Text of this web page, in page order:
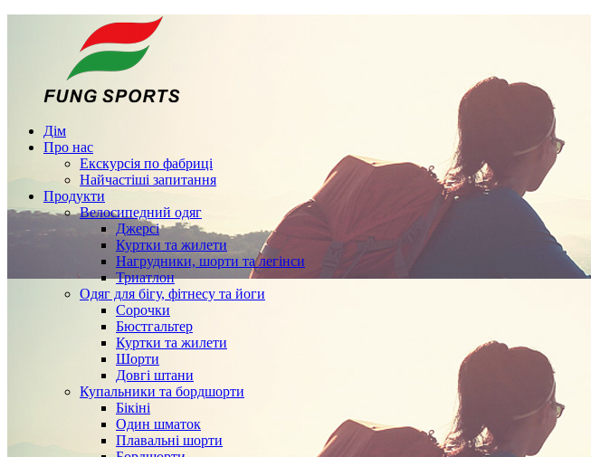
Дім
Про нас
Екскурсія по фабриці
Найчастіші запитання
Продукти
Велосипедний одяг
Джерсі
Куртки та жилети
Нагрудники, шорти та легінси
Триатлон
Одяг для бігу, фітнесу та йоги
Сорочки
Бюстгальтер
Куртки та жилети
Шорти
Довгі штани
Купальники та бордшорти
Бікіні
Один шматок
Плавальні шорти